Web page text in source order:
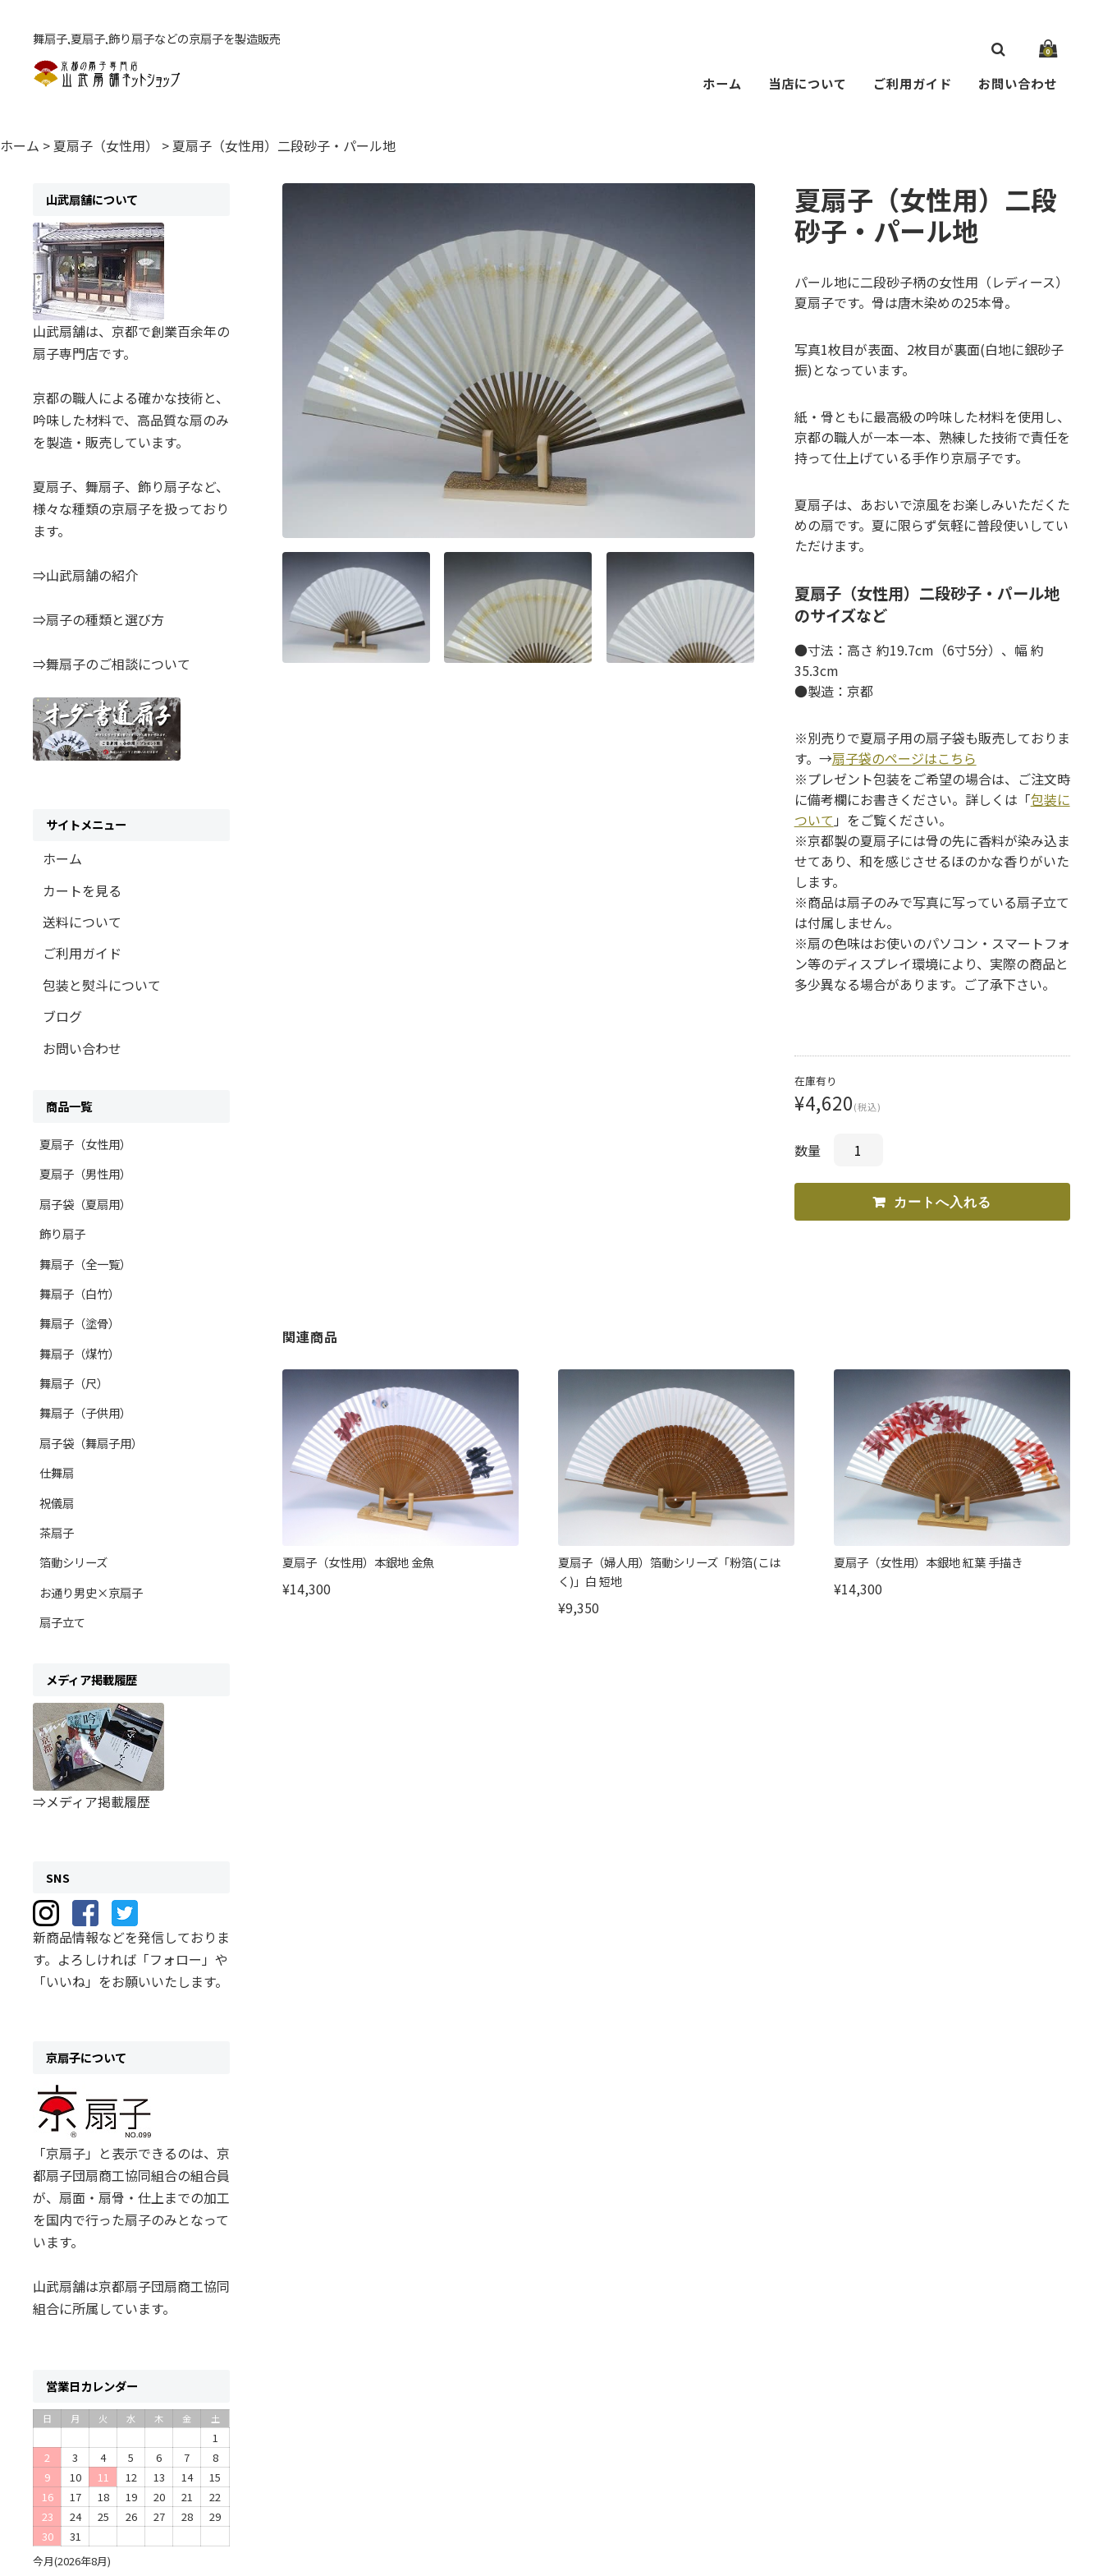
舞扇子,夏扇子,飾り扇子などの京扇子を製造販売
0
ホーム 当店について ご利用ガイド お問い合わせ
ホーム > 夏扇子（女性用） > 夏扇子（女性用）二段砂子・パール地
夏扇子（女性用）二段
砂子・パール地
パール地に二段砂子柄の女性用（レディース）
夏扇子です。骨は唐木染めの25本骨。
写真1枚目が表面、2枚目が裏面(白地に銀砂子
振)となっています。
紙・骨ともに最高級の吟味した材料を使用し、
京都の職人が一本一本、熟練した技術で責任を
持って仕上げている手作り京扇子です。
夏扇子は、あおいで涼風をお楽しみいただくた
めの扇です。夏に限らず気軽に普段使いしてい
ただけます。
夏扇子（女性用）二段砂子・パール地
のサイズなど
●寸法：高さ 約19.7cm（6寸5分）、幅 約
35.3cm
●製造：京都
※別売りで夏扇子用の扇子袋も販売しておりま
す。→扇子袋のページはこちら
※プレゼント包装をご希望の場合は、ご注文時
に備考欄にお書きください。詳しくは「包装に
ついて 」をご覧ください。
※京都製の夏扇子には骨の先に香料が染み込ま
せてあり、和を感じさせるほのかな香りがいた
します。
※商品は扇子のみで写真に写っている扇子立て
は付属しません。
※扇の色味はお使いのパソコン・スマートフォ
ン等のディスプレイ環境により、実際の商品と
多少異なる場合があります。ご了承下さい。
在庫有り
¥4,620(税込)
数量
関連商品
夏扇子（女性用）本銀地 金魚
¥14,300
夏扇子（婦人用）箔動シリーズ「粉箔(こは
く)」白 短地
¥9,350
夏扇子（女性用）本銀地 紅葉 手描き
¥14,300
山武扇舗について
山武扇舗は、京都で創業百余年の
扇子専門店です。
京都の職人による確かな技術と、
吟味した材料で、高品質な扇のみ
を製造・販売しています。
夏扇子、舞扇子、飾り扇子など、
様々な種類の京扇子を扱っており
ます。
⇒山武扇舗の紹介
⇒扇子の種類と選び方
⇒舞扇子のご相談について
サイトメニュー
ホーム
カートを見る
送料について
ご利用ガイド
包装と熨斗について
ブログ
お問い合わせ
商品一覧
夏扇子（女性用）
夏扇子（男性用）
扇子袋（夏扇用）
飾り扇子
舞扇子（全一覧）
舞扇子（白竹）
舞扇子（塗骨）
舞扇子（煤竹）
舞扇子（尺）
舞扇子（子供用）
扇子袋（舞扇子用）
仕舞扇
祝儀扇
茶扇子
箔動シリーズ
お通り男史×京扇子
扇子立て
メディア掲載履歴
⇒メディア掲載履歴
SNS
新商品情報などを発信しておりま
す。よろしければ「フォロー」や
「いいね」をお願いいたします。
京扇子について
「京扇子」と表示できるのは、京
都扇子団扇商工協同組合の組合員
が、扇面・扇骨・仕上までの加工
を国内で行った扇子のみとなって
います。
山武扇舗は京都扇子団扇商工協同
組合に所属しています。
営業日カレンダー
今月(2026年8月)
日 月 火 水 木 金 土
1
2
3 4 5 6 7
8
9
10 11 12 13 14
15
16
17 18 19 20 21
22
23
24 25 26 27 28
29
30
31